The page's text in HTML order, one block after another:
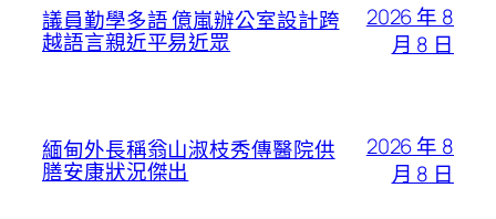
議員勤學多語 億嵐辦公室設計跨
越語言親近平易近眾
2026 年 8
月 8 日
緬甸外長稱翁山淑枝秀傳醫院供
膳安康狀況傑出
2026 年 8
月 8 日